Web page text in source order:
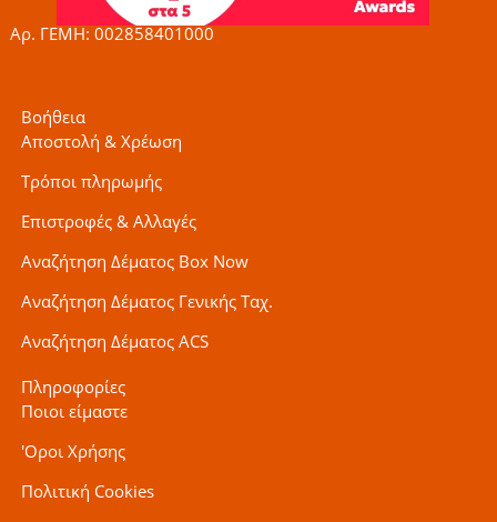
Αρ. ΓΕΜΗ: 002858401000
Βοήθεια
Αποστολή & Χρέωση
Τρόποι πληρωμής
Επιστροφές & Αλλαγές
Αναζήτηση Δέματος Box Now
Αναζήτηση Δέματος Γενικής Ταχ.
Αναζήτηση Δέματος ACS
Πληροφορίες
Ποιοι είμαστε
'Οροι Χρήσης
Πολιτική Cookies